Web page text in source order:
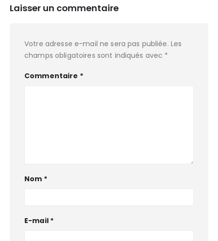
Laisser un commentaire
Votre adresse e-mail ne sera pas publiée. Les
champs obligatoires sont indiqués avec *
Commentaire *
Nom *
E-mail *